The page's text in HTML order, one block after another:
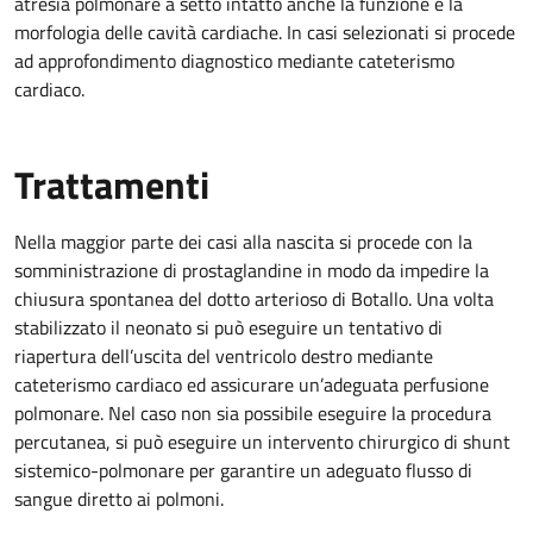
morfologia delle cavità cardiache. In casi selezionati si procede
ad approfondimento diagnostico mediante cateterismo
cardiaco.
Trattamenti
Nella maggior parte dei casi alla nascita si procede con la
somministrazione di prostaglandine in modo da impedire la
chiusura spontanea del dotto arterioso di Botallo. Una volta
stabilizzato il neonato si può eseguire un tentativo di
riapertura dell’uscita del ventricolo destro mediante
cateterismo cardiaco ed assicurare un’adeguata perfusione
polmonare. Nel caso non sia possibile eseguire la procedura
percutanea, si può eseguire un intervento chirurgico di shunt
sistemico-polmonare per garantire un adeguato flusso di
sangue diretto ai polmoni.